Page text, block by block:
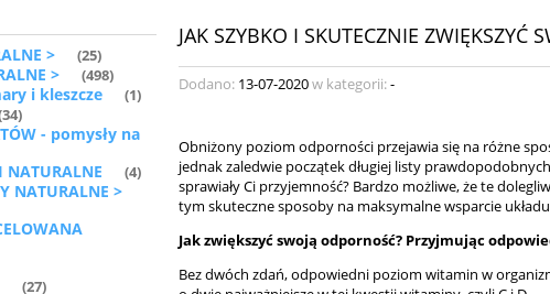
> (25)
> (498)
i kleszcze (1)
- pomysły na
NATURALNE (4)
NATURALNE >
(27)
JAK SZYBKO I SKUTECZNIE ZWIĘKSZYĆ
Dodano: 13-07-2020w kategorii:-
Obniżony poziom odporności przejawia się na różne
jednak zaledwie początek długiej listy
sprawiały Ci przyjemność? Bardzo możliwe, że te
tym skuteczne sposoby na maksymalne wsparcie
Jak zwiększyć swoją odporność? Przyjmując
Bez dwóch zdań, odpowiedni poziom witamin w